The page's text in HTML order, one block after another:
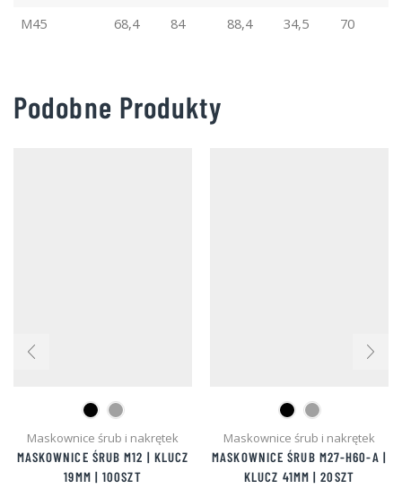
M45
68,4 84 88,4 34,5 70
Podobne Produkty
Maskownice śrub i nakrętek
MASKOWNICE ŚRUB M12 | KLUCZ
19MM | 100SZT
Maskownice śrub i nakrętek
MASKOWNICE ŚRUB M27-H60-A |
KLUCZ 41MM | 20SZT